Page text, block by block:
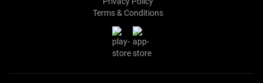
Terms & Conditions